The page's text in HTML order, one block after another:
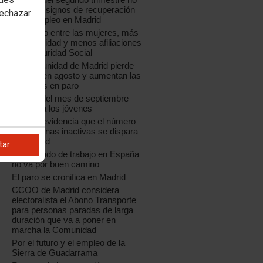
muestra signos de recuperación
en el empleo en Madrid
Más paro entre las mujeres, más
temporalidad y menos afiliaciones
a la Seguridad Social
La Comunidad de Madrid pierde
empleo en agosto y aumentan las
personas en paro
El paro del mes de septiembre
castiga a los jóvenes
La EPA evidencia que el número
de personas inactivas se dispara
en Madrid
El mercado de trabajo en España
no va por buen camino
El paro se cronifica en Madrid
CCOO de Madrid considera
electoralista el Abono Transporte
para personas paradas de larga
duración que va a poner en
marcha la Comunidad
Por el futuro y el empleo de la
Sierra de Guadarrama